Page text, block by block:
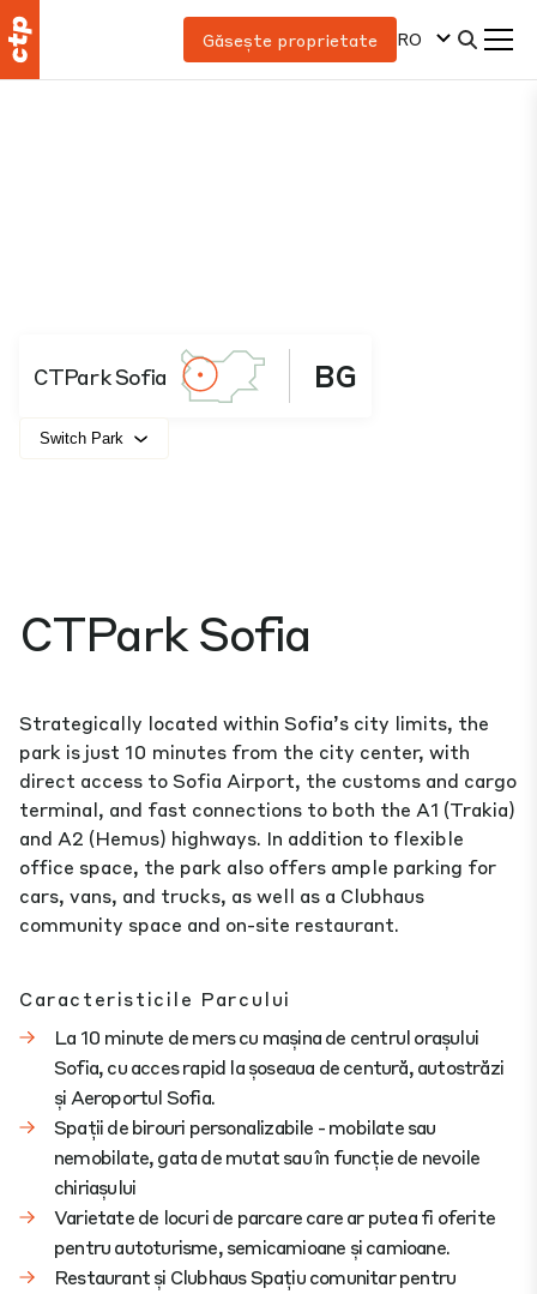
Găsește proprietate RO
CTPark Sofia BG
Switch Park
CTPark Sofia
Strategically located within Sofia’s city limits, the
park is just 10 minutes from the city center, with
direct access to Sofia Airport, the customs and cargo
terminal, and fast connections to both the A1 (Trakia)
and A2 (Hemus) highways. In addition to flexible
office space, the park also offers ample parking for
cars, vans, and trucks, as well as a Clubhaus
community space and on-site restaurant.
Caracteristicile Parcului
La 10 minute de mers cu mașina de centrul orașului
Sofia, cu acces rapid la șoseaua de centură, autostrăzi
și Aeroportul Sofia.
Spații de birouri personalizabile - mobilate sau
nemobilate, gata de mutat sau în funcție de nevoile
chiriașului
Varietate de locuri de parcare care ar putea fi oferite
pentru autoturisme, semicamioane și camioane.
Restaurant și Clubhaus Spațiu comunitar pentru